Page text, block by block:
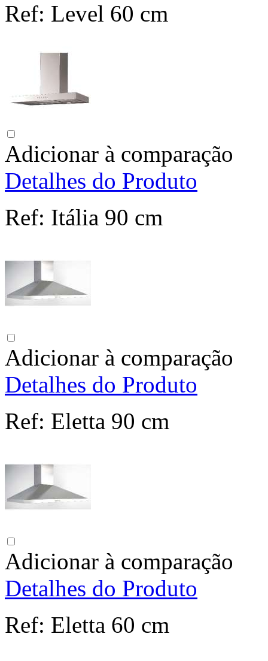
Ref: Level 60 cm
Adicionar à comparação
Detalhes do Produto
Ref: Itália 90 cm
Adicionar à comparação
Detalhes do Produto
Ref: Eletta 90 cm
Adicionar à comparação
Detalhes do Produto
Ref: Eletta 60 cm